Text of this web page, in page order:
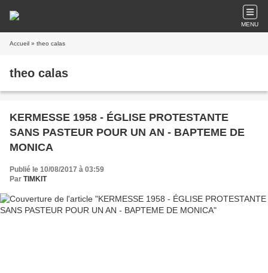
MENU
Accueil » theo calas
theo calas
KERMESSE 1958 - ÉGLISE PROTESTANTE
SANS PASTEUR POUR UN AN - BAPTEME DE
MONICA
Publié le 10/08/2017 à 03:59
Par TIMKIT